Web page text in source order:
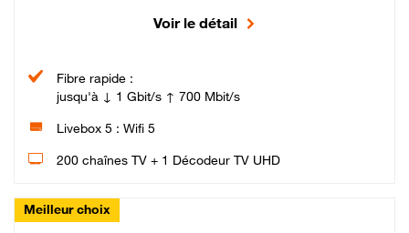
Voir le détail
Fibre rapide :
jusqu'à ↓ 1 Gbit/s ↑ 700 Mbit/s
Livebox 5 : Wifi 5
200 chaînes TV + 1 Décodeur TV UHD
Meilleur choix